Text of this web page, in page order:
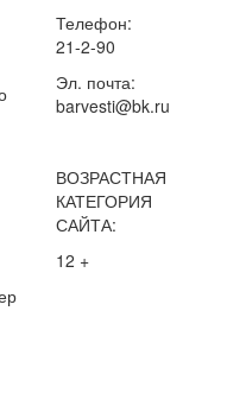
Телефон:
21-2-90
Эл. почта:
barvesti@bk.ru
ВОЗРАСТНАЯ
КАТЕГОРИЯ
САЙТА:
12 +